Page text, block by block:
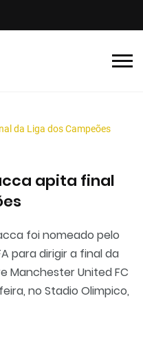
da Liga dos Campeões
apita final
foi nomeado pelo
para dirigir a final da
Manchester United FC
no Stadio Olimpico,